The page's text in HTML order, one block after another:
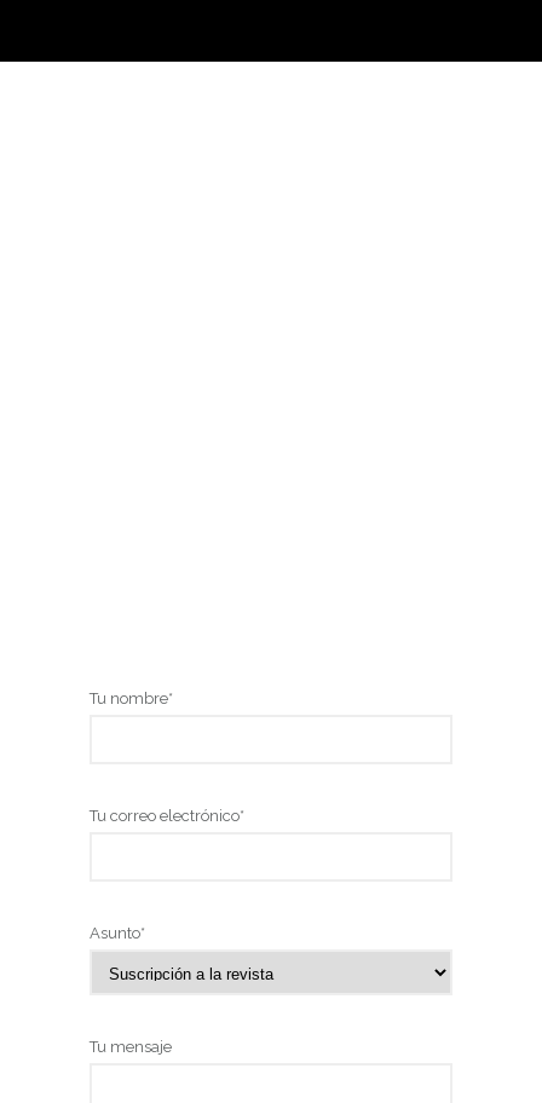
Tu nombre*
Tu correo electrónico*
Asunto*
Tu mensaje